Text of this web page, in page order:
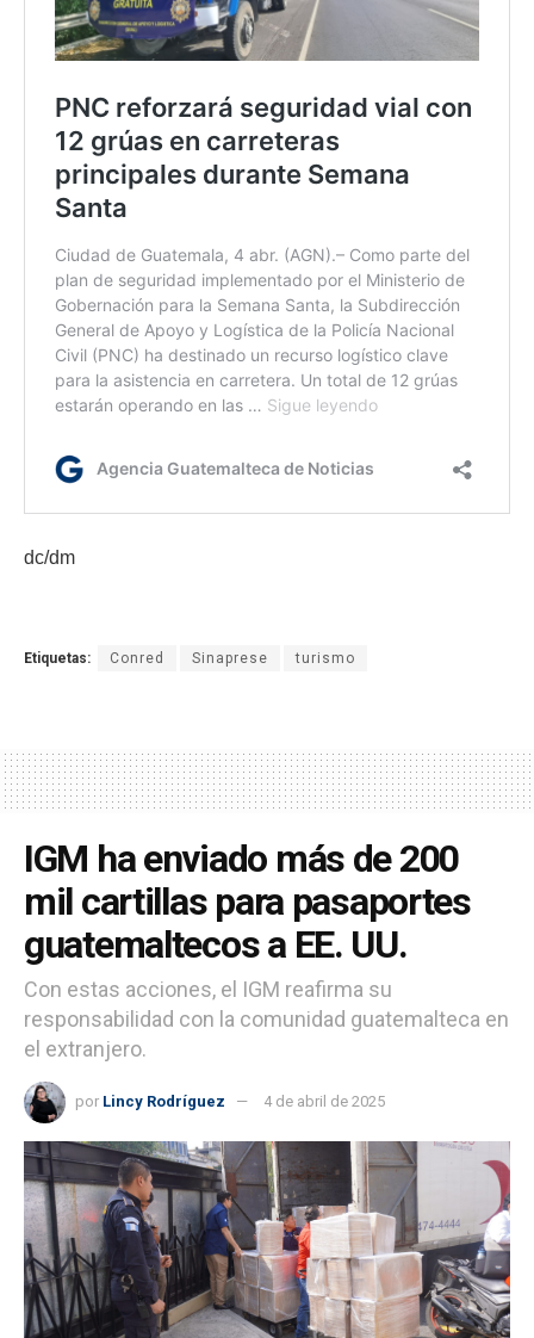
dc/dm
Etiquetas: Conred Sinaprese turismo
IGM ha enviado más de 200
mil cartillas para pasaportes
guatemaltecos a EE. UU.
Con estas acciones, el IGM reafirma su
responsabilidad con la comunidad guatemalteca en
el extranjero.
por Lincy Rodríguez 4 de abril de 2025